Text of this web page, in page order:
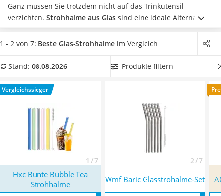
Handstaubsauger
Milchaufschäumer
Kondenstrockner
Reiskocher
Tierhaarstaubsauger
Nespresso-Maschine
Messerschärfer
Ganz müssen Sie trotzdem nicht auf das Trinkutensil
verzichten. Strohhalme aus Glas sind eine ideale Alternative:
schadstofffrei, geschmacksneutral und wiederverwendbar.
Wenn Sie beim Kauf darauf achten, dass die Glas-Strohhalme
selbst. Sonst liegen den meisten Sets auch
Vergleichstabelle die Glas-Strohhalme, die perfekt zu Ihrem
Anlass passen. Überzeugt hat uns hier im August 2026
besonders das Modell
Hxc Bunte Bubble Tea Strohhalme
mit seinen Eigenschaften.
1 - 2 von 7: Beste Glas-Strohhalme im Vergleich
Stand: 08.08.2026 Produkte filtern
Vergleichssieger
1 / 7 2 / 7
Hxc Bunte Bubble Tea
Strohhalme
Wmf Baric Glasstrohalme-Set